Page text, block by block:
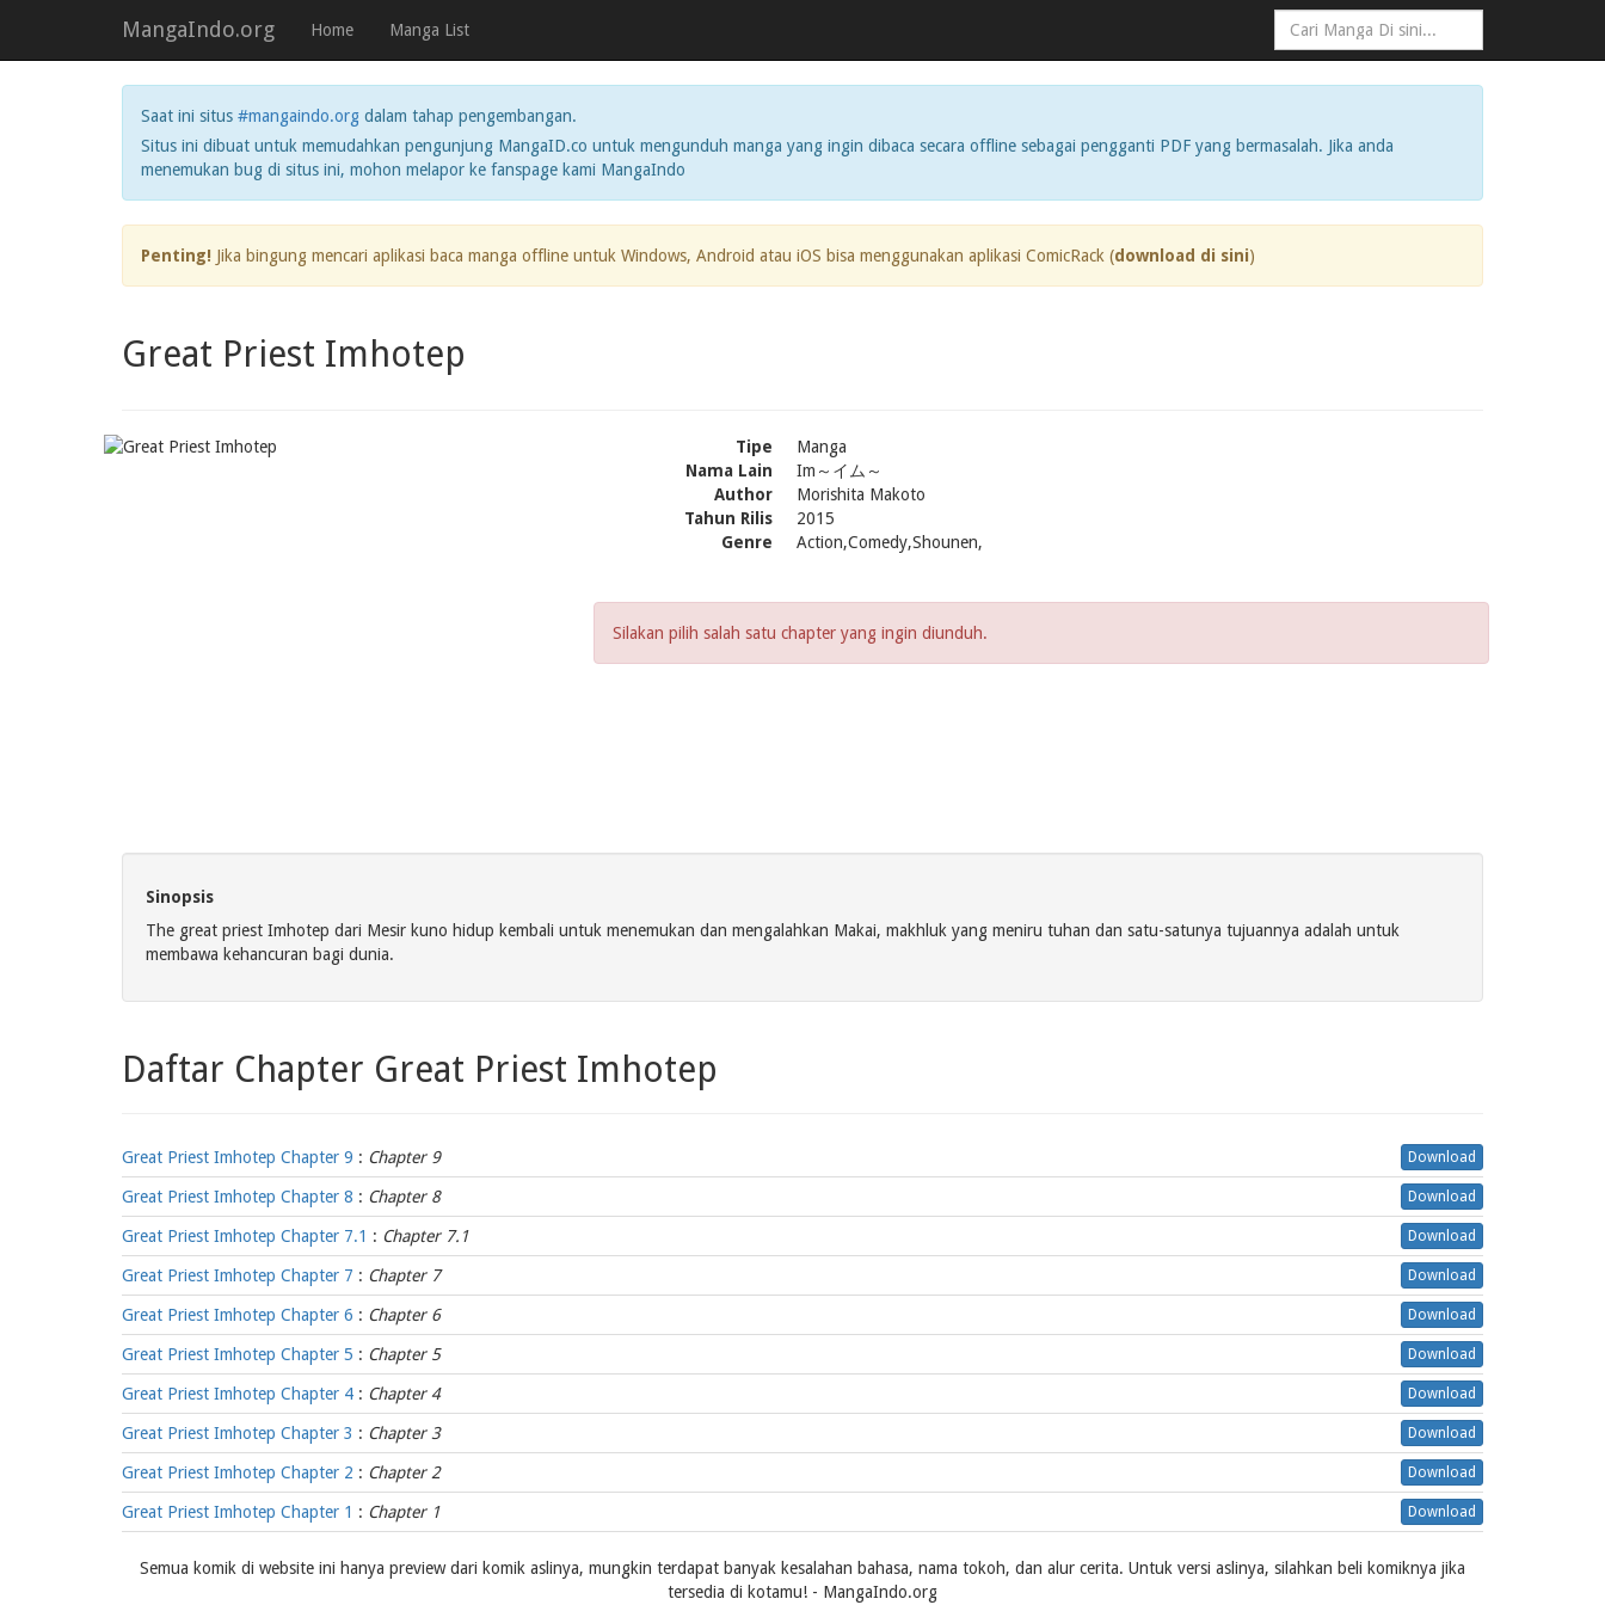
MangaIndo.org Home Manga List
Saat ini situs #mangaindo.org dalam tahap pengembangan.
Situs ini dibuat untuk memudahkan pengunjung MangaID.co untuk mengunduh manga yang ingin dibaca secara offline sebagai pengganti PDF yang bermasalah. Jika anda
menemukan bug di situs ini, mohon melapor ke fanspage kami MangaIndo
Penting! Jika bingung mencari aplikasi baca manga offline untuk Windows, Android atau iOS bisa menggunakan aplikasi ComicRack (download di sini)
Great Priest Imhotep
Tipe
Manga
Nama Lain
Im～イム～
Author
Morishita Makoto
Tahun Rilis
2015
Genre
Action,Comedy,Shounen,
Silakan pilih salah satu chapter yang ingin diunduh.
Sinopsis
The great priest Imhotep dari Mesir kuno hidup kembali untuk menemukan dan mengalahkan Makai, makhluk yang meniru tuhan dan satu-satunya tujuannya adalah untuk
membawa kehancuran bagi dunia.
Daftar Chapter Great Priest Imhotep
Great Priest Imhotep Chapter 9 : Chapter 9 Download
Great Priest Imhotep Chapter 8 : Chapter 8 Download
Great Priest Imhotep Chapter 7.1 : Chapter 7.1 Download
Great Priest Imhotep Chapter 7 : Chapter 7 Download
Great Priest Imhotep Chapter 6 : Chapter 6 Download
Great Priest Imhotep Chapter 5 : Chapter 5 Download
Great Priest Imhotep Chapter 4 : Chapter 4 Download
Great Priest Imhotep Chapter 3 : Chapter 3 Download
Great Priest Imhotep Chapter 2 : Chapter 2 Download
Great Priest Imhotep Chapter 1 : Chapter 1 Download
Semua komik di website ini hanya preview dari komik aslinya, mungkin terdapat banyak kesalahan bahasa, nama tokoh, dan alur cerita. Untuk versi aslinya, silahkan beli komiknya jika
tersedia di kotamu! - MangaIndo.org